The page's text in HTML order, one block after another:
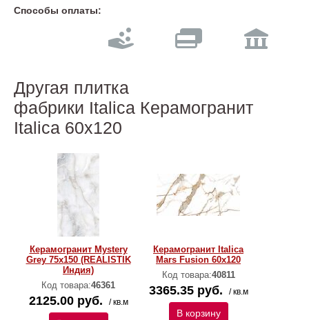
Способы оплаты:
Другая плитка
фабрики Italica Керамогранит
Italica 60х120
Керамогранит Mystery
Grey 75x150 (REALISTIK
Индия)
Код товара:46361
2125.00 руб. / кв.м
Керамогранит Italica
Mars Fusion 60х120
Код товара:40811
3365.35 руб. / кв.м
В корзину